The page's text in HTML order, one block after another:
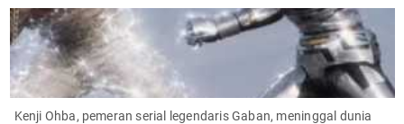
Kenji Ohba, pemeran serial legendaris Gaban, meninggal dunia